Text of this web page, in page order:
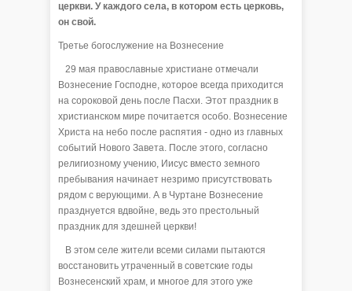
церкви. У каждого села, в котором есть церковь,
он свой.
Третье богослужение на Вознесение
29 мая православные христиане отмечали
Вознесение Господне, которое всегда приходится
на сороковой день после Пасхи. Этот праздник в
христианском мире почитается особо. Вознесение
Христа на небо после распятия - одно из главных
событий Нового Завета. После этого, согласно
религиозному учению, Иисус вместо земного
пребывания начинает незримо присутствовать
рядом с верующими. А в Чуртане Вознесение
празднуется вдвойне, ведь это престольный
праздник для здешней церкви!
В этом селе жители всеми силами пытаются
восстановить утраченный в советские годы
Вознесенский храм, и многое для этого уже